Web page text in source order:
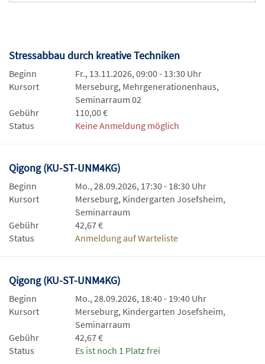
Stressabbau durch kreative Techniken
Beginn
Fr., 13.11.2026, 09:00 - 13:30 Uhr
Kursort
Merseburg, Mehrgenerationenhaus,
Seminarraum 02
Gebühr
110,00 €
Status
Keine Anmeldung möglich
Qigong (KU-ST-UNM4KG)
Beginn
Mo., 28.09.2026, 17:30 - 18:30 Uhr
Kursort
Merseburg, Kindergarten Josefsheim,
Seminarraum
Gebühr
42,67 €
Status
Anmeldung auf Warteliste
Qigong (KU-ST-UNM4KG)
Beginn
Mo., 28.09.2026, 18:40 - 19:40 Uhr
Kursort
Merseburg, Kindergarten Josefsheim,
Seminarraum
Gebühr
42,67 €
Status
Es ist noch 1 Platz frei